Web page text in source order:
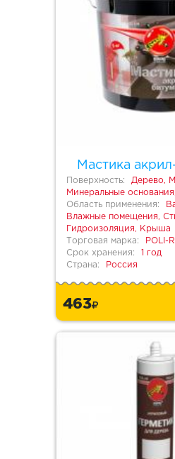
Мастика
Поверхность:
Дерево,
Минеральные
Область применения:
Влажные помещения,
Гидроизоляция, Крыша
Торговая марка:
POLI-R
Срок хранения:
1 год
Страна:
Россия
463